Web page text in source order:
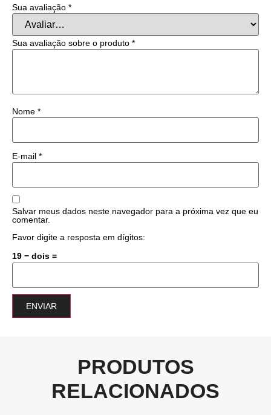
Sua avaliação *
Sua avaliação sobre o produto *
Nome *
E-mail *
Salvar meus dados neste navegador para a próxima vez que eu
comentar.
Favor digite a resposta em dígitos:
19 − dois =
PRODUTOS
RELACIONADOS